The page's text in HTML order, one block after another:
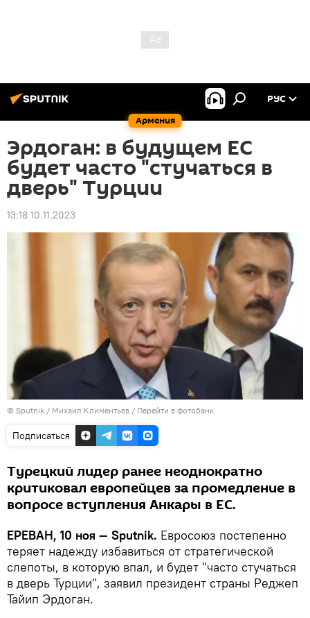
Армения
РУС
Эрдоган: в будущем ЕС
будет часто "стучаться в
дверь" Турции
13:18 10.11.2023
© Sputnik / Михаил Климентьев / Перейти в фотобанк
Подписаться
Турецкий лидер ранее неоднократно
критиковал европейцев за промедление в
вопросе вступления Анкары в ЕС.
ЕРЕВАН, 10 ноя — Sputnik. Евросоюз постепенно
теряет надежду избавиться от стратегической
слепоты, в которую впал, и будет "часто стучаться
в дверь Турции", заявил президент страны Реджеп
Тайип Эрдоган.